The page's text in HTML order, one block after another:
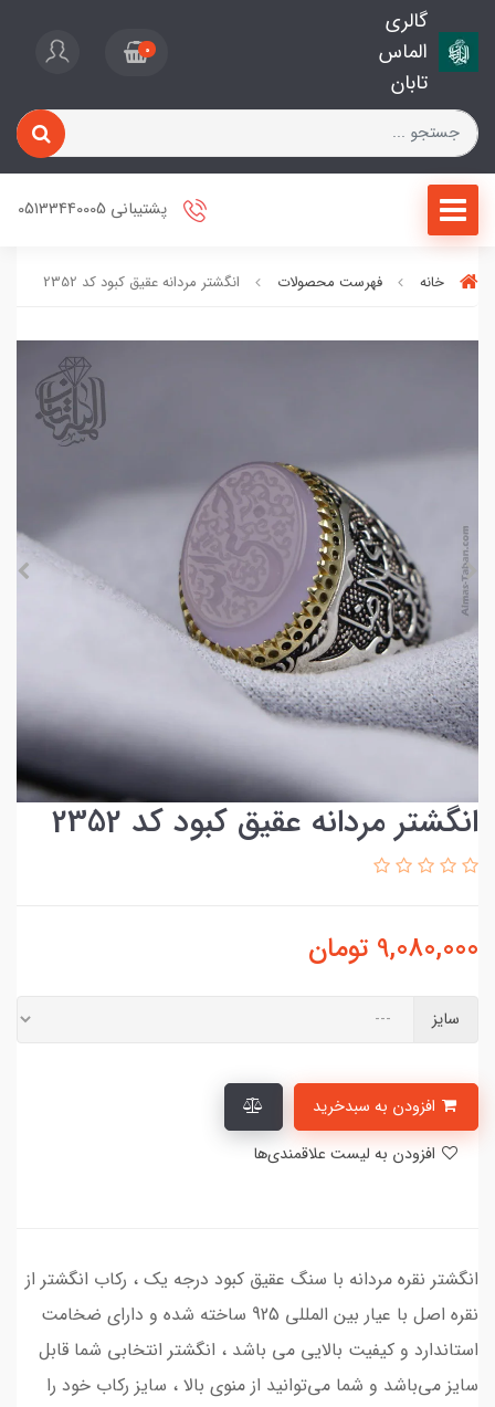
گالری
الماس
تابان
0
پشتیبانی 05133440005
خانه فهرست محصولات انگشتر مردانه عقیق کبود کد 2352
انگشتر مردانه عقیق کبود کد 2352
9,080,000 تومان
سایز
انگشتر نقره مردانه با سنگ عقیق کبود درجه یک ، رکاب انگشتر از
نقره اصل با عیار بین المللی 925 ساخته شده و دارای ضخامت
استاندارد و کیفیت بالایی می‌ باشد ، انگشتر انتخابی شما قابل
سایز می‌باشد و شما می‌توانید از منوی بالا ، سایز رکاب خود را